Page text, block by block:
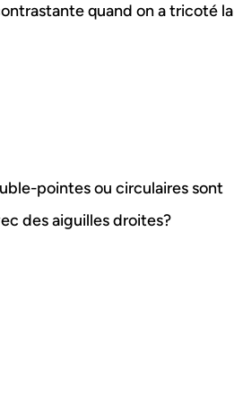
quand on a tricoté la
pointes ou circulaires sont
des aiguilles droites?